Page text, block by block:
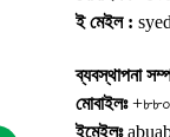
ই মেইল :
ব্যবস্থাপনা
মোবাইলঃ
ইমেইলঃ